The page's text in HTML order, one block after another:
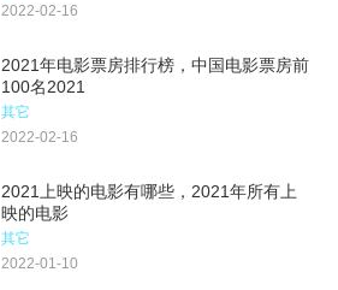
2022-02-16
2021年电影票房排行榜，中国电影票房前
100名2021
其它
2022-02-16
2021上映的电影有哪些，2021年所有上
映的电影
其它
2022-01-10